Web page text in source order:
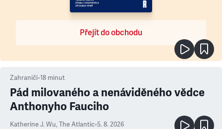
Přejít do obchodu
Zahraničí•18 minut
Pád milovaného a nenáviděného vědce
Anthonyho Fauciho
Katherine J. Wu, The Atlantic•5. 8. 2026